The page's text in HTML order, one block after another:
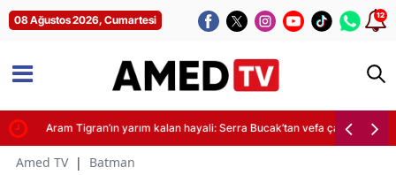
08 Ağustos 2026, Cumartesi 12
Aram Tigran’ın yarım kalan hayali: Serra Bucak’tan vefa çağrısı
Amed TV | Batman